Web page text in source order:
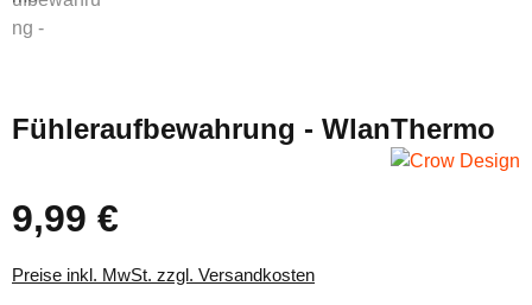
Fühleraufbewahrung - WlanThermo
Regulärer Preis:
9,99 €
Preise inkl. MwSt. zzgl. Versandkosten